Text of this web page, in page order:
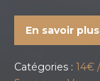
En savoir plus
Catégories : 14€